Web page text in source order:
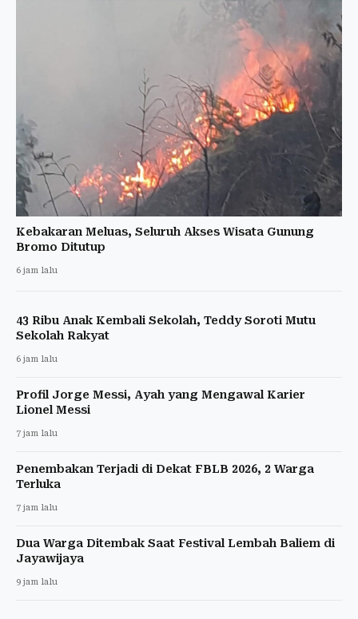
Kebakaran Meluas, Seluruh Akses Wisata Gunung
Bromo Ditutup
6 jam lalu
43 Ribu Anak Kembali Sekolah, Teddy Soroti Mutu
Sekolah Rakyat
6 jam lalu
Profil Jorge Messi, Ayah yang Mengawal Karier
Lionel Messi
7 jam lalu
Penembakan Terjadi di Dekat FBLB 2026, 2 Warga
Terluka
7 jam lalu
Dua Warga Ditembak Saat Festival Lembah Baliem di
Jayawijaya
9 jam lalu